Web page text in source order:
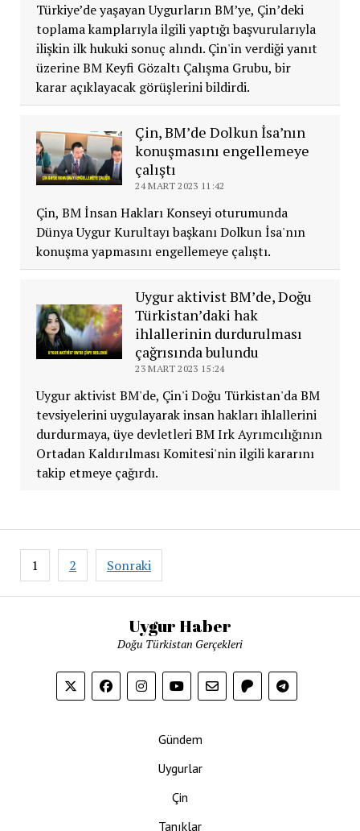
Türkiye’de yaşayan Uygurların BM’ye, Çin’deki
toplama kamplarıyla ilgili yaptığı başvurularıyla
ilişkin ilk hukuki sonuç alındı. Çin'in verdiği yanıt
üzerine BM Keyfi Gözaltı Çalışma Grubu, bir
karar açıklayacak görüşlerini bildirdi.
Çin, BM’de Dolkun İsa’nın
konuşmasını engellemeye
çalıştı
24 MART 2023 11:42
Çin, BM İnsan Hakları Konseyi oturumunda
Dünya Uygur Kurultayı başkanı Dolkun İsa'nın
konuşma yapmasını engellemeye çalıştı.
Uygur aktivist BM’de, Doğu
Türkistan’daki hak
ihlallerinin durdurulması
çağrısında bulundu
23 MART 2023 15:24
Uygur aktivist BM'de, Çin'i Doğu Türkistan'da BM
tevsiyelerini uygulayarak insan hakları ihlallerini
durdurmaya, üye devletleri BM Irk Ayrımcılığının
Ortadan Kaldırılması Komitesi'nin ilgili kararını
takip etmeye çağırdı.
Yazı
sayfalaması
1 2 Sonraki
Uygur Haber
Doğu Türkistan Gerçekleri
Gündem
Uygurlar
Çin
Tanıklar